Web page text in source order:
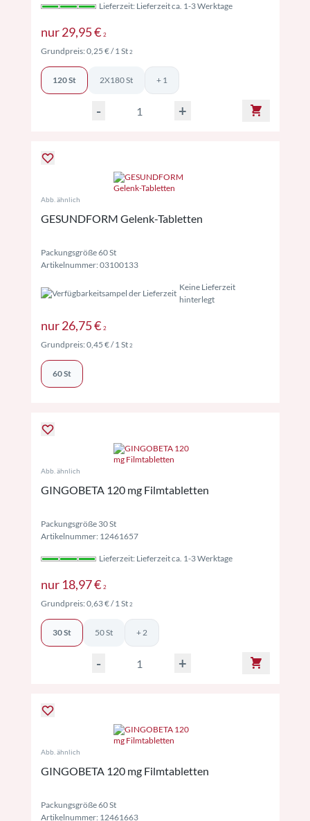
Lieferzeit: Lieferzeit ca. 1-3 Werktage
nur29,95 € 2Preise inkl. MwSt. ggf. zzgl. Versand
Grundpreis:0,25 €/ 1 St 2Preise inkl. MwSt. ggf. zzgl. Versand
120 St 2X180 St + 1
- +
Abb. ähnlich
GESUNDFORM Gelenk-Tabletten
Packungsgröße 60 St
Artikelnummer: 03100133
Keine Lieferzeit
hinterlegt
nur26,75 € 2Preise inkl. MwSt. ggf. zzgl. Versand
Grundpreis:0,45 €/ 1 St 2Preise inkl. MwSt. ggf. zzgl. Versand
60 St
Abb. ähnlich
GINGOBETA 120 mg Filmtabletten
Packungsgröße 30 St
Artikelnummer: 12461657
Lieferzeit: Lieferzeit ca. 1-3 Werktage
nur 18,97 € 2Preise inkl. MwSt. ggf. zzgl. Versand
Grundpreis:0,63 €/ 1 St 2Preise inkl. MwSt. ggf. zzgl. Versand
30 St 50 St + 2
- +
Abb. ähnlich
GINGOBETA 120 mg Filmtabletten
Packungsgröße 60 St
Artikelnummer: 12461663